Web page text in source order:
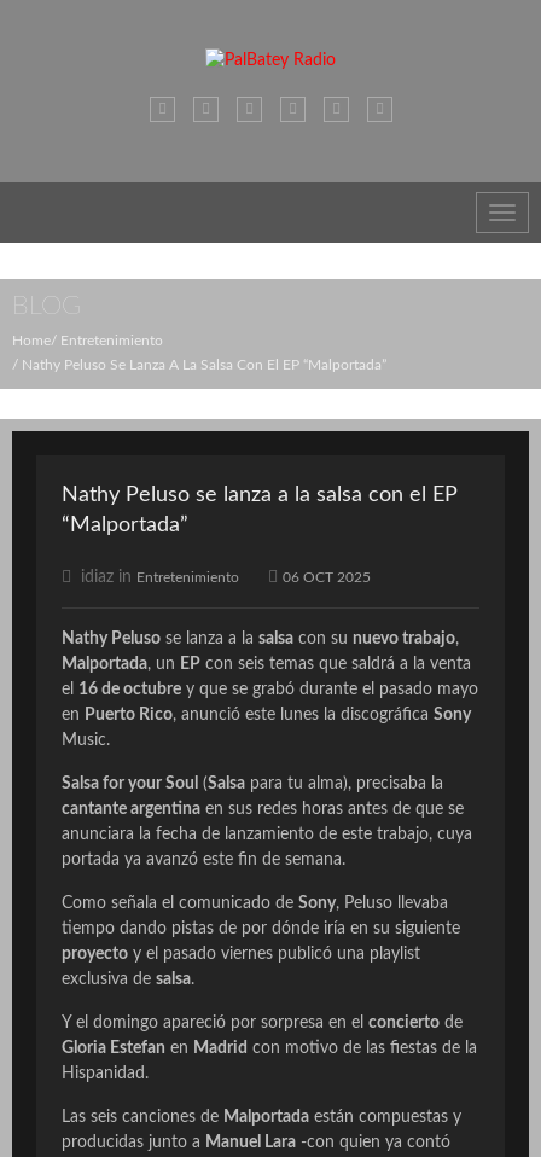
BLOG
Home
Entretenimiento
Nathy Peluso Se Lanza A La Salsa Con El EP “Malportada”
Nathy Peluso se lanza a la salsa con el EP
“Malportada”
idiaz in Entretenimiento 06 OCT 2025
Nathy Peluso se lanza a la salsa con su nuevo trabajo,
Malportada, un EP con seis temas que saldrá a la venta
el 16 de octubre y que se grabó durante el pasado mayo
en Puerto Rico, anunció este lunes la discográfica Sony
Music.
Salsa for your Soul (Salsa para tu alma), precisaba la
cantante argentina en sus redes horas antes de que se
anunciara la fecha de lanzamiento de este trabajo, cuya
portada ya avanzó este fin de semana.
Como señala el comunicado de Sony, Peluso llevaba
tiempo dando pistas de por dónde iría en su siguiente
proyecto y el pasado viernes publicó una playlist
exclusiva de salsa.
Y el domingo apareció por sorpresa en el concierto de
Gloria Estefan en Madrid con motivo de las fiestas de la
Hispanidad.
Las seis canciones de Malportada están compuestas y
producidas junto a Manuel Lara -con quien ya contó